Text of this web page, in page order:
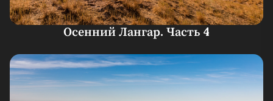
Осенний Лангар. Часть 4